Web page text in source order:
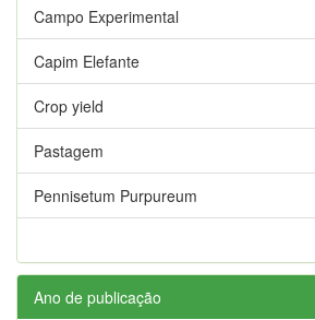
Campo Experimental
Capim Elefante
Crop yield
Pastagem
Pennisetum Purpureum
Ano de publicação